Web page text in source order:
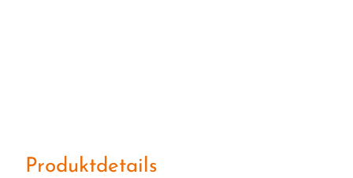
Produktdetails